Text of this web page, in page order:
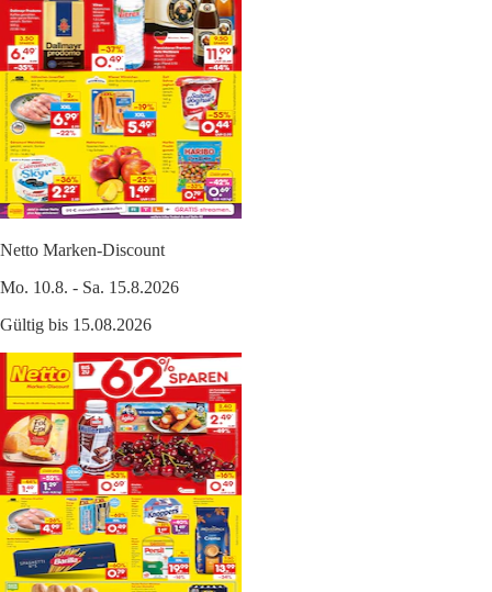
Netto Marken-Discount
Mo. 10.8. - Sa. 15.8.2026
Gültig bis 15.08.2026